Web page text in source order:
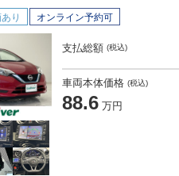
り オンライン予約可
支払総額 (税込)
車両本体価格 (税込)
88.6 万円